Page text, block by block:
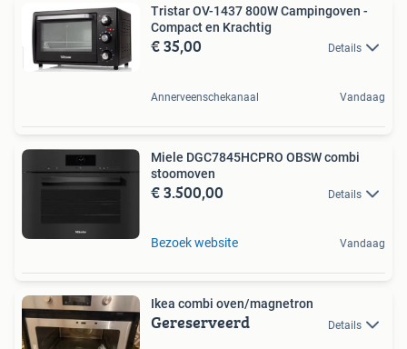
Tristar OV-1437 800W Campingoven -
Compact en Krachtig
€ 35,00 Details
Annerveenschekanaal Vandaag
Miele DGC7845HCPRO OBSW combi
stoomoven
€ 3.500,00 Details
Bezoek website Vandaag
Ikea combi oven/magnetron
Gereserveerd Details